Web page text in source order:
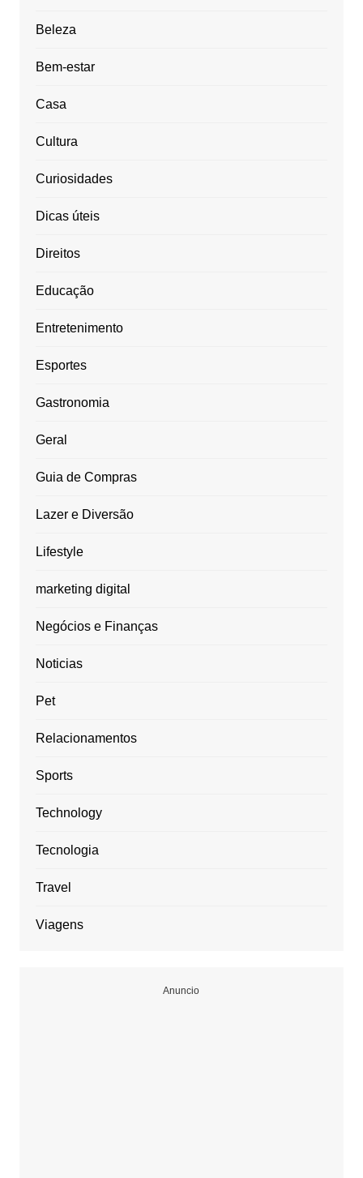
Beleza
Bem-estar
Casa
Cultura
Curiosidades
Dicas úteis
Direitos
Educação
Entretenimento
Esportes
Gastronomia
Geral
Guia de Compras
Lazer e Diversão
Lifestyle
marketing digital
Negócios e Finanças
Noticias
Pet
Relacionamentos
Sports
Technology
Tecnologia
Travel
Viagens
Anuncio